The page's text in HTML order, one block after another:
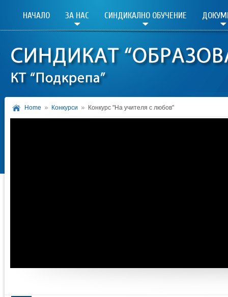
НАЧАЛО ЗА НАС СИНДИКАЛНО ОБУЧЕНИЕ
Home Конкурси Конкурс "На учителя с любов"